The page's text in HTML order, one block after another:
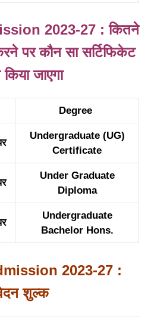
2023-27 : कितने
पर कौन सा सर्टिफिकेट
किया जाएगा
Degree
Undergraduate (UG)
Certificate
Under Graduate
Diploma
Undergraduate
Bachelor Hons.
2023-27 :
शुल्क